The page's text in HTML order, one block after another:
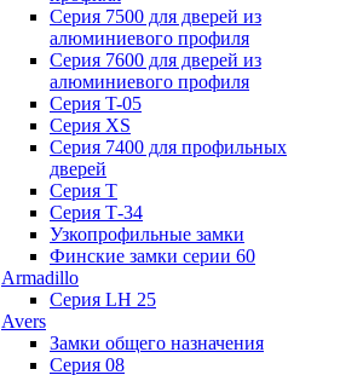
Серия 7500 для дверей из
алюминиевого профиля
Серия 7600 для дверей из
алюминиевого профиля
Серия T-05
Серия XS
Серия 7400 для профильных
дверей
Серия Т
Серия Т-34
Узкопрофильные замки
Финские замки серии 60
Armadillo
Серия LH 25
Avers
Замки общего назначения
Серия 08